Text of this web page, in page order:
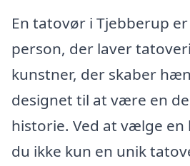
En tatovør i Tjebberup
person, der laver
kunstner, der skaber
designet til at være en
historie. Ved at vælge
du ikke kun en unik